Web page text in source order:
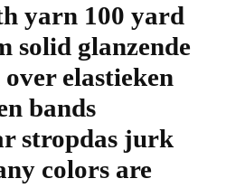
yarn 100 yard
solid glanzende
elastieken
bands
stropdas jurk
colors are